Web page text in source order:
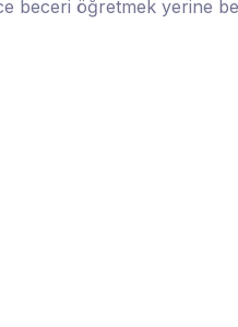
beceri öğretmek yerine